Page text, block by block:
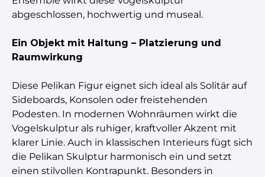
abgeschlossen, hochwertig und museal.
Ein Objekt mit Haltung – Platzierung und
Raumwirkung
Diese Pelikan Figur eignet sich ideal als Solitär auf
Sideboards, Konsolen oder freistehenden
Podesten. In modernen Wohnräumen wirkt die
Vogelskulptur als ruhiger, kraftvoller Akzent mit
klarer Linie. Auch in klassischen Interieurs fügt sich
die Pelikan Skulptur harmonisch ein und setzt
einen stilvollen Kontrapunkt. Besonders in